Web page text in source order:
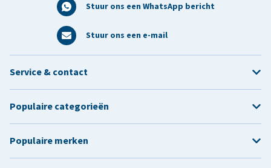
Stuur ons een WhatsApp bericht
Stuur ons een e-mail
Service & contact
Populaire categorieën
Populaire merken